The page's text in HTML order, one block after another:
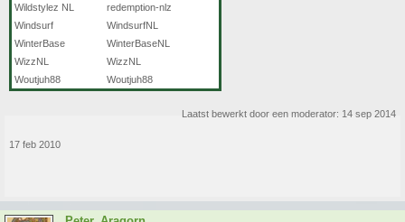
Wildstylez NL
redemption-nlz
Windsurf
WindsurfNL
WinterBase
WinterBaseNL
WizzNL
WizzNL
Woutjuh88
Woutjuh88
Laatst bewerkt door een moderator: 14 sep 2014
17 feb 2010